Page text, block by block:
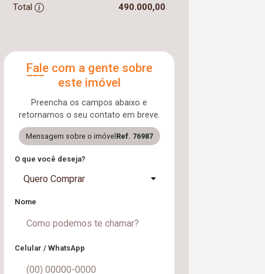
Total 490.000,00
Fale com a gente sobre
este imóvel
Preencha os campos abaixo e
retornamos o seu contato em breve.
Mensagem sobre o imóvel Ref. 76987
O que você deseja?
Quero Comprar
Nome
Celular / WhatsApp